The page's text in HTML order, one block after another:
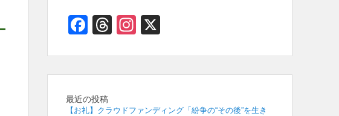
Facebook
Threads
Instagram
最近の投稿
【お礼】クラウドファンディング「紛争の“その後”を生き